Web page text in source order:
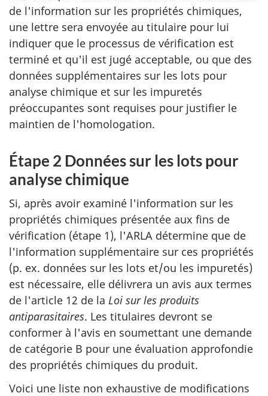
de l'information sur les propriétés chimiques,
une lettre sera envoyée au titulaire pour lui
indiquer que le processus de vérification est
terminé et qu'il est jugé acceptable, ou que des
données supplémentaires sur les lots pour
analyse chimique et sur les impuretés
préoccupantes sont requises pour justifier le
maintien de l'homologation.
Étape 2 Données sur les lots pour
analyse chimique
Si, après avoir examiné l'information sur les
propriétés chimiques présentée aux fins de
vérification (étape 1), l'ARLA détermine que de
l'information supplémentaire sur ces propriétés
(p. ex. données sur les lots et/ou les impuretés)
est nécessaire, elle délivrera un avis aux termes
de l'article 12 de la Loi sur les produits
antiparasitaires. Les titulaires devront se
conformer à l'avis en soumettant une demande
de catégorie B pour une évaluation approfondie
des propriétés chimiques du produit.
Voici une liste non exhaustive de modifications